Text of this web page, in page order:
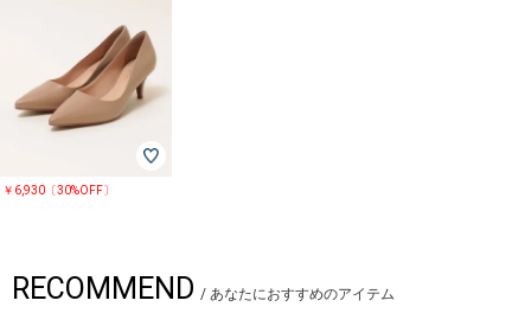
￥6,930〔30%OFF〕
RECOMMEND / あなたにおすすめのアイテム